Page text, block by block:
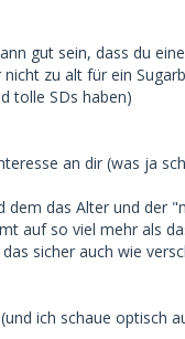
gut sein, dass du
zu alt für ein
tolle SDs haben)
an dir (was ja
das Alter und der
auf so viel mehr als
sicher auch wie
ich schaue optisch